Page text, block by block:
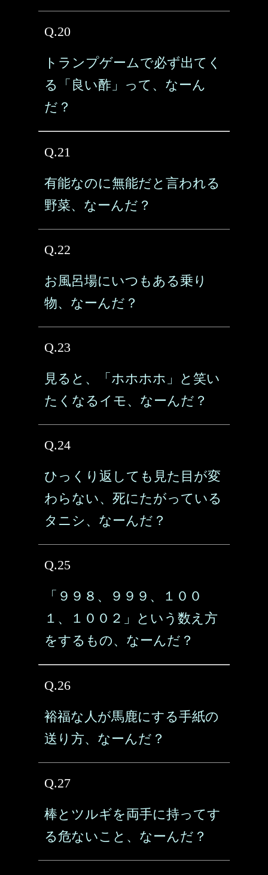
Q.20
トランプゲームで必ず出てく
る「良い酢」って、なーん
だ？
Q.21
有能なのに無能だと言われる
野菜、なーんだ？
Q.22
お風呂場にいつもある乗り
物、なーんだ？
Q.23
見ると、「ホホホホ」と笑い
たくなるイモ、なーんだ？
Q.24
ひっくり返しても見た目が変
わらない、死にたがっている
タニシ、なーんだ？
Q.25
「９９８、９９９、１００
１、１００２」という数え方
をするもの、なーんだ？
Q.26
裕福な人が馬鹿にする手紙の
送り方、なーんだ？
Q.27
棒とツルギを両手に持ってす
る危ないこと、なーんだ？